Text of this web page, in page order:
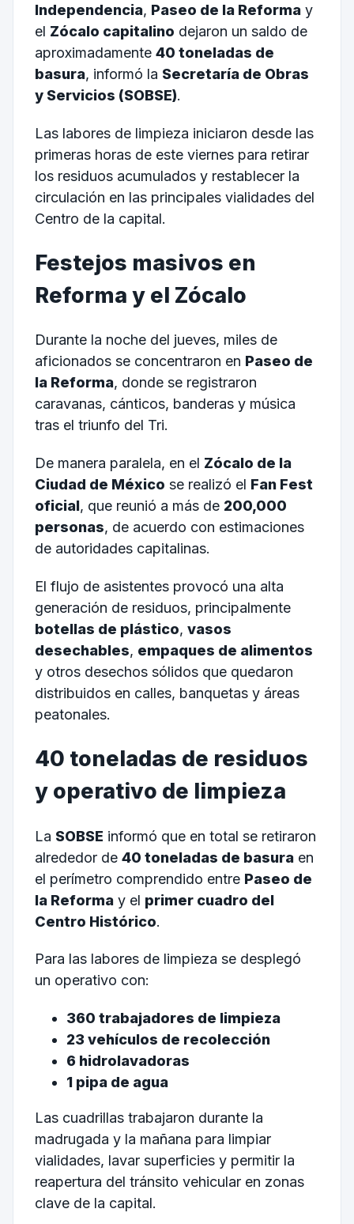
Independencia, Paseo de la Reformay
el Zócalo capitalino dejaron un saldo de
aproximadamente 40 toneladas de
basura, informó la Secretaría de Obras
y Servicios (SOBSE).
Las labores de limpieza iniciaron desde las
primeras horas de este viernes para retirar
los residuos acumulados y restablecer la
circulación en las principales vialidades del
Centro de la capital.
Festejos masivos en
Reforma y el Zócalo
Durante la noche del jueves, miles de
aficionados se concentraron en Paseo de
la Reforma, donde se registraron
caravanas, cánticos, banderas y música
tras el triunfo del Tri.
De manera paralela, en el Zócalo de la
Ciudad de México se realizó el Fan Fest
oficial, que reunió a más de 200,000
personas, de acuerdo con estimaciones
de autoridades capitalinas.
El flujo de asistentes provocó una alta
generación de residuos, principalmente
botellas de plástico, vasos
desechables, empaques de alimentos
y otros desechos sólidos que quedaron
distribuidos en calles, banquetas y áreas
peatonales.
40 toneladas de residuos
y operativo de limpieza
La SOBSE informó que en total se retiraron
alrededor de 40 toneladas de basuraen
el perímetro comprendido entre Paseo de
la Reformay el primer cuadro del
Centro Histórico.
Para las labores de limpieza se desplegó
un operativo con:
360 trabajadores de limpieza
23 vehículos de recolección
6 hidrolavadoras
1 pipa de agua
Las cuadrillas trabajaron durante la
madrugada y la mañana para limpiar
vialidades, lavar superficies y permitir la
reapertura del tránsito vehicular en zonas
clave de la capital.